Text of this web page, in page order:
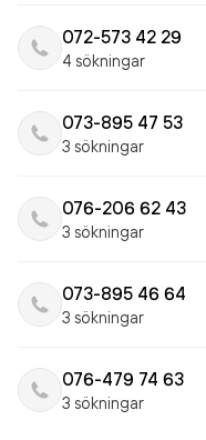
072-573 42 29
4 sökningar
073-895 47 53
3 sökningar
076-206 62 43
3 sökningar
073-895 46 64
3 sökningar
076-479 74 63
3 sökningar